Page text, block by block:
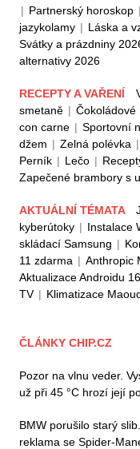
| Partnerský horoskop |
jazykolamy | Láska a
Svátky a prázdniny
alternativy 2026
RECEPTY A VAŘENÍ
smetaně | Čokoládové
con carne | Sportovní
džem | Zelná polévka |
Perník | Lečo |
Zapečené brambory s
AKTUÁLNÍ TÉMATA
kyberútoky | Instalace
skládací Samsung |
11 zdarma | Anthropic
Aktualizace Androidu 16
TV | Klimatizace
ČLÁNKY CHIP.CZ
Pozor na vlnu veder.
už při 45 °C hrozí její
BMW porušilo starý
reklama se Spider-